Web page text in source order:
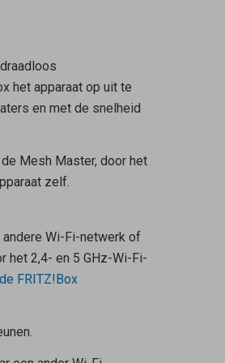
het apparaat op uit te
en met de snelheid
Mesh Master, door het
zelf.
Wi-Fi-netwerk of
het 2,4- en 5 GHz-Wi-Fi-
FRITZ!Box